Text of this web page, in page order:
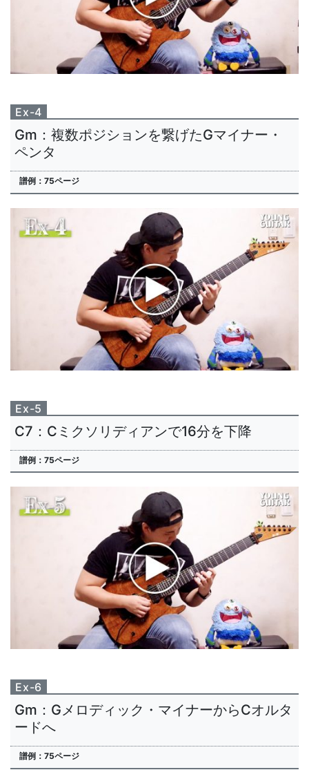
Ex-4
Gm：複数ポジションを繋げたGマイナー・
ペンタ
譜例：75ページ
Ex-5
C7：Cミクソリディアンで16分を下降
譜例：75ページ
Ex-6
Gm：Gメロディック・マイナーからCオルタ
ードへ
譜例：75ページ